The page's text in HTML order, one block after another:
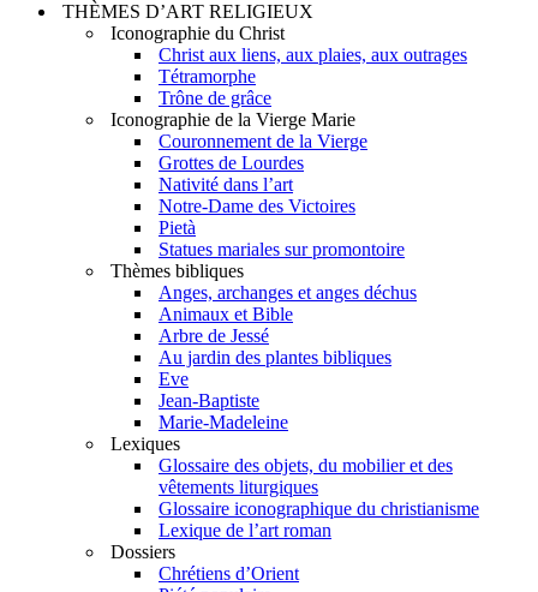
THÈMES D’ART RELIGIEUX
Iconographie du Christ
Christ aux liens, aux plaies, aux outrages
Tétramorphe
Trône de grâce
Iconographie de la Vierge Marie
Couronnement de la Vierge
Grottes de Lourdes
Nativité dans l’art
Notre-Dame des Victoires
Pietà
Statues mariales sur promontoire
Thèmes bibliques
Anges, archanges et anges déchus
Animaux et Bible
Arbre de Jessé
Au jardin des plantes bibliques
Eve
Jean-Baptiste
Marie-Madeleine
Lexiques
Glossaire des objets, du mobilier et des
vêtements liturgiques
Glossaire iconographique du christianisme
Lexique de l’art roman
Dossiers
Chrétiens d’Orient